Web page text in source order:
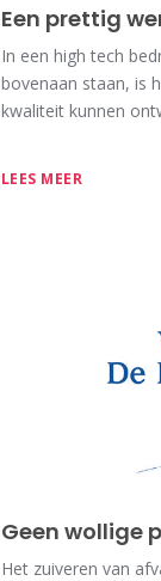
Een prettig
In een high tech
bovenaan staan, is
kwaliteit kunnen
LEES MEER
Geen wollige
Het zuiveren van